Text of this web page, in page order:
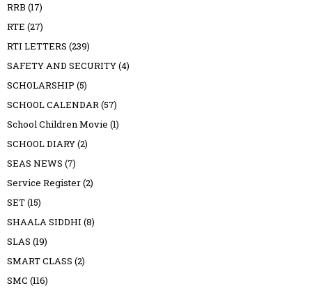
RRB (17)
RTE (27)
RTI LETTERS (239)
SAFETY AND SECURITY(4)
SCHOLARSHIP (5)
SCHOOL CALENDAR(57)
School Children Movie (1)
SCHOOL DIARY(2)
SEAS NEWS (7)
Service Register(2)
SET(15)
SHAALA SIDDHI (8)
SLAS (19)
SMART CLASS (2)
SMC (116)